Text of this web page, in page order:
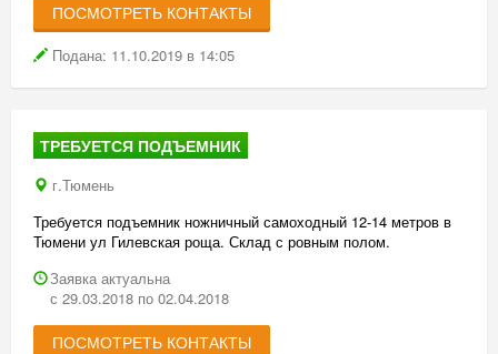
ПОСМОТРЕТЬ КОНТАКТЫ
Подана: 11.10.2019 в 14:05
ТРЕБУЕТСЯ ПОДЪЕМНИК
г.Тюмень
Требуется подъемник ножничный самоходный 12-14 метров в
Тюмени ул Гилевская роща. Склад с ровным полом.
Заявка актуальна
с 29.03.2018 по 02.04.2018
ПОСМОТРЕТЬ КОНТАКТЫ